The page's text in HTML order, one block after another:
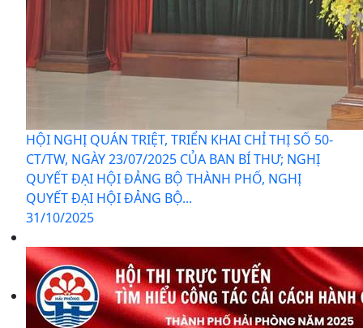
HỘI NGHỊ QUÁN TRIỆT, TRIỂN KHAI CHỈ THỊ SỐ 50-
CT/TW, NGÀY 23/07/2025 CỦA BAN BÍ THƯ; NGHỊ
QUYẾT ĐẠI HỘI ĐẢNG BỘ THÀNH PHỐ, NGHỊ
QUYẾT ĐẠI HỘI ĐẢNG BỘ...
31/10/2025